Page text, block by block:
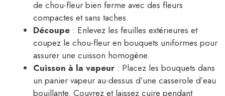
de chou-fleur bien ferme avec des fleurs
compactes et sans taches.
Découpe : Enlevez les feuilles extérieures et
coupez le chou-fleur en bouquets uniformes pour
assurer une cuisson homogène.
Cuisson à la vapeur : Placez les bouquets dans
un panier vapeur au-dessus d’une casserole d’eau
bouillante. Couvrez et laissez cuire pendant